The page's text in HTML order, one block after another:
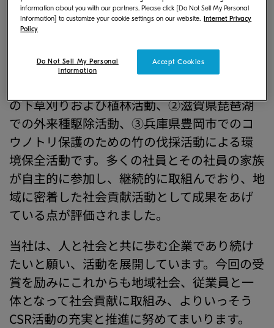
あった個人・団体または事業者を奨励してい
ます。
このたび受賞した当社の社会貢献委員会の活
の下草刈りおよび植林活動、②滋賀県琵琶湖
での外来種駆除活動、③兵庫県豊岡市でのコ
ウノトリ保護のための竹の伐採活動による環
境保全活動です。多くの社員とその社員の家族
が自主的に参加し、継続的に取組んでおり、地
域に密着した社会貢献活動として成果をあげ
ている点が評価されました。
当社は、人と社会と共に歩む企業であり続け
たいと願い、活動を展開しています。今回の受
賞を励みにこれからも地域社会、従業員と一
体となって社会貢献に取組み、よりいっそう
CSR活動の充実と推進に努めてまいります。
information about you with our partners. Please click [Do Not Sell My Personal
Information] to customize your cookie settings on our website. Internet Privacy
Policy
Accept Cookies
Do Not Sell My Personal
Information